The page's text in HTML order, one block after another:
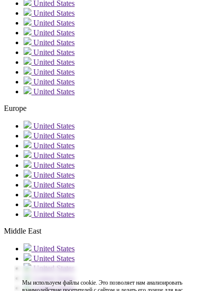
Мы используем файлы cookie. Это позволяет нам анализировать
United States
United States
United States
United States
United States
United States
United States
United States
United States
United States
Europe
United States
United States
United States
United States
United States
United States
United States
United States
United States
United States
Middle East
United States
United States
United States
United States